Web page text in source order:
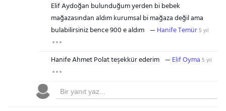
Elif Aydoğan bulunduğum yerden bi bebek
mağazasından aldım kurumsal bi mağaza değil ama
bulabilirsiniz bence 900 e aldım
Hanife Temür5 yıl
Hanife Ahmet Polat teşekkür ederim Elif Oyma 5 yıl